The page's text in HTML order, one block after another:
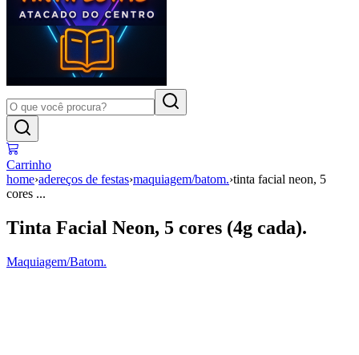
Carrinho
home›adereços de festas›maquiagem/batom.›tinta facial neon, 5
cores ...
Tinta Facial Neon, 5 cores (4g cada).
Maquiagem/Batom.